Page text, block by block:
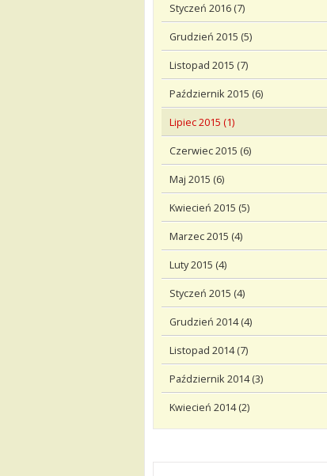
Styczeń 2016 (7)
Grudzień 2015 (5)
Listopad 2015 (7)
Październik 2015 (6)
Lipiec 2015 (1)
Czerwiec 2015 (6)
Maj 2015 (6)
Kwiecień 2015 (5)
Marzec 2015 (4)
Luty 2015 (4)
Styczeń 2015 (4)
Grudzień 2014 (4)
Listopad 2014 (7)
Październik 2014 (3)
Kwiecień 2014 (2)